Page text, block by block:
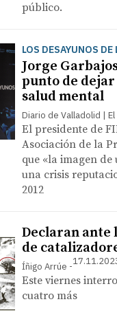
público.
LOS DESAYUNOS DE
Jorge
punto de
salud mental
Diario de Valladolid | El
El presidente de
Asociación de la
que «la imagen
una crisis
2012
Declaran ante
de
Íñigo Arrúe
Este viernes
cuatro más